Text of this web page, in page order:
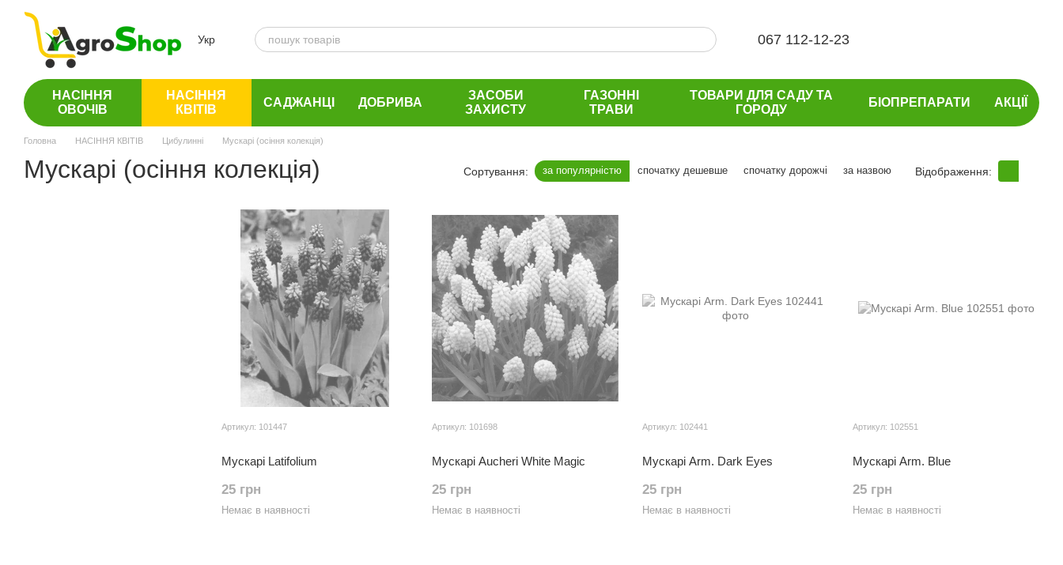
Перейти до основного контенту
Укр 067 112-12-23
НАСІННЯ
ОВОЧІВ
НАСІННЯ
КВІТІВ
САДЖАНЦІ ДОБРИВА
ЗАСОБИ
ЗАХИСТУ
ГАЗОННІ
ТРАВИ
ТОВАРИ ДЛЯ САДУ ТА
ГОРОДУ
БІОПРЕПАРАТИ АКЦІЇ
Головна НАСІННЯ КВІТІВ Цибулинні Мускарі (осіння колекція)
Мускарі (осіння колекція) Сортування: за популярністю спочатку дешевше спочатку дорожчі за назвою Відображення:
Артикул: 101447
Мускарі Latifolium
25 грн
Немає в наявності
Артикул: 101698
Мускарі Aucheri White Magic
25 грн
Немає в наявності
Артикул: 102441
Мускарі Arm. Dark Eyes
25 грн
Немає в наявності
Артикул: 102551
Мускарі Arm. Blue
25 грн
Немає в наявності